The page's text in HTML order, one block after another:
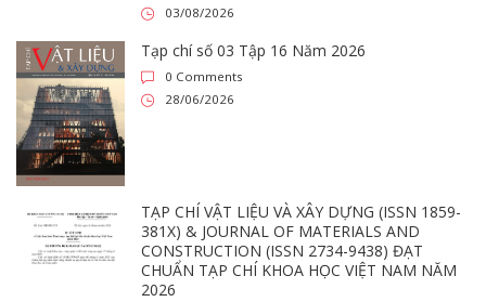
03/08/2026
Tạp chí số 03 Tập 16 Năm 2026
0 Comments
28/06/2026
TẠP CHÍ VẬT LIỆU VÀ XÂY DỰNG (ISSN 1859-
381X) & JOURNAL OF MATERIALS AND
CONSTRUCTION (ISSN 2734-9438) ĐẠT
CHUẨN TẠP CHÍ KHOA HỌC VIỆT NAM NĂM
2026